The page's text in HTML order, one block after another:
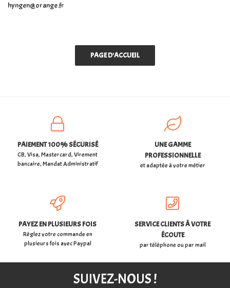
hyngen@orange.fr
PAIEMENT 100% SÉCURISÉ
CB, Visa, Mastercard, Virement
bancaire, Mandat Administratif
UNE GAMME
PROFESSIONNELLE
et adaptée à votre métier
PAYEZ EN PLUSIEURS FOIS
Réglez votre commande en
plusieurs fois avec Paypal
SERVICE CLIENTS À VOTRE
ÉCOUTE
par téléphone ou par mail
SUIVEZ-NOUS !